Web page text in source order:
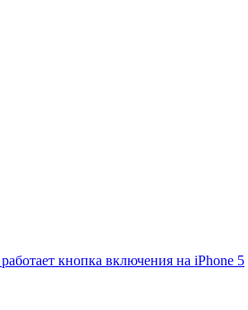
кнопка включения на iPhone 5